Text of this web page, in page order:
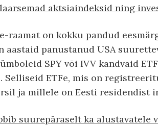
aktsiaindeksid ning
raamat on kokku pandud
aastaid panustanud USA
SPY või IVV kandvaid
Selliseid ETFe, mis on
ja millele on Eesti residendist
suurepäraselt ka